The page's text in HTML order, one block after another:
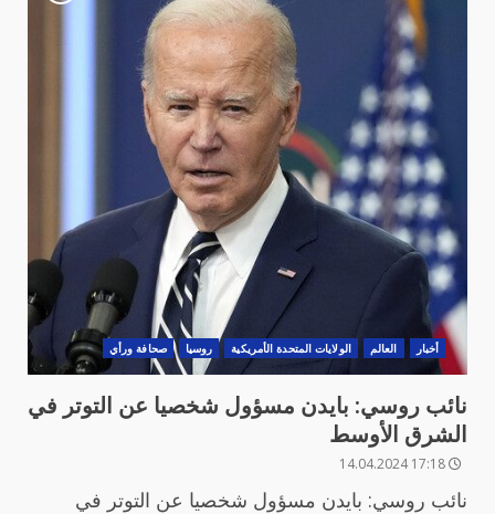
أخبار العالم الولايات المتحدة الأمريكية روسيا صحافة ورأي
نائب روسي: بايدن مسؤول شخصيا عن التوتر في
الشرق الأوسط
نائب روسي: بايدن مسؤول شخصيا عن التوتر في